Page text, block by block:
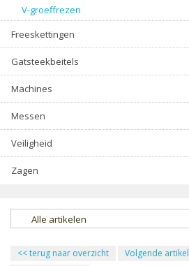
V-groeffrezen
Freeskettingen
Gatsteekbeitels
Machines
Messen
Veiligheid
Zagen
Alle artikelen
<<terug naar overzicht Volgende artikel